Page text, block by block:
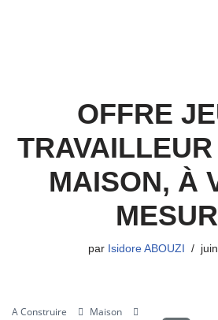
OFFRE
MAISON, À
par Isidore ABOUZI
A Construire
Maison